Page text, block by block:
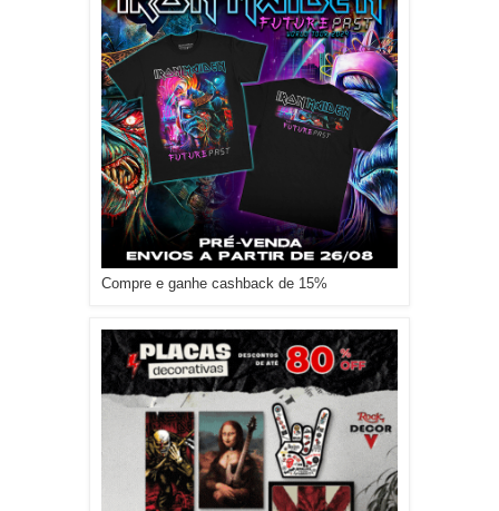
Compre e ganhe cashback de 15%